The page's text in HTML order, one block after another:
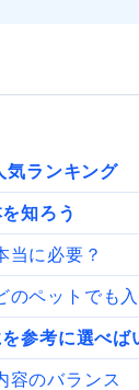
気ランキング
知ろう
当に必要？
のペットでも
参考に選べば
容のバランス